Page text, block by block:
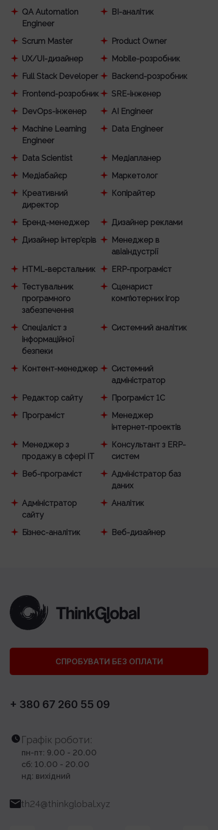
QA Automation
Engineer
BI-аналітик
Scrum Master
Product Owner
UX/UI-дизайнер
Mobile-розробник
Full Stack Developer
Backend-розробник
Frontend-розробник
SRE-інженер
DevOps-інженер
AI Engineer
Machine Learning
Engineer
Data Engineer
Data Scientist
Медіапланер
Медіабайєр
Маркетолог
Креативний
директор
Копірайтер
Бренд-менеджер
Дизайнер реклами
Дизайнер інтер’єрів
Менеджер в
авіаіндустрії
HTML-верстальник
ERP-програміст
Тестувальник
програмного
забезпечення
Сценарист
комп’ютерних ігор
Спеціаліст з
інформаційної
безпеки
Системний аналітик
Контент-менеджер
Системний
адміністратор
Редактор сайту
Програміст 1С
Програміст
Менеджер
інтернет-проектів
Менеджер з
продажу в сфері IT
Консультант з ERP-
систем
Веб-програміст
Адміністратор баз
даних
Адміністратор
сайту
Аналітик
Бізнес-аналітик Веб-дизайнер
СПРОБУВАТИ БЕЗ ОПЛАТИ
+ 380 67 260 55 09
th24@thinkglobal.xyz
Графік роботи:
пн-пт: 9.00 - 20.00
сб: 10.00 - 20.00
нд: вихідний